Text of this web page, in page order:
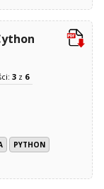
3z 6
PYTHON